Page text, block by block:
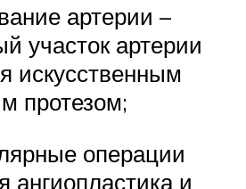
артерии –
участок артерии
искусственным
протезом;
операции
ангиопластика и